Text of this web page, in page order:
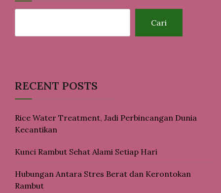
Cari
RECENT POSTS
Rice Water Treatment, Jadi Perbincangan Dunia
Kecantikan
Kunci Rambut Sehat Alami Setiap Hari
Hubungan Antara Stres Berat dan Kerontokan
Rambut